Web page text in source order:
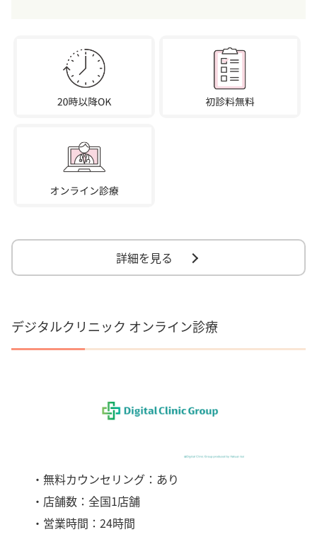
詳細を見る
デジタルクリニック オンライン診療
・無料カウンセリング：あり
・店舗数：全国1店舗
・営業時間：24時間